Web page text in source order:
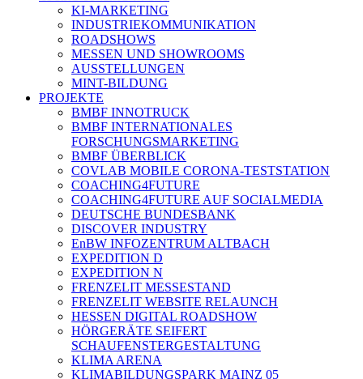
KI-MARKETING
INDUSTRIEKOMMUNIKATION
ROADSHOWS
MESSEN UND SHOWROOMS
AUSSTELLUNGEN
MINT-BILDUNG
PROJEKTE
BMBF INNOTRUCK
BMBF INTERNATIONALES
FORSCHUNGSMARKETING
BMBF ÜBERBLICK
COVLAB MOBILE CORONA-TESTSTATION
COACHING4FUTURE
COACHING4FUTURE AUF SOCIALMEDIA
DEUTSCHE BUNDESBANK
DISCOVER INDUSTRY
EnBW INFOZENTRUM ALTBACH
EXPEDITION D
EXPEDITION N
FRENZELIT MESSESTAND
FRENZELIT WEBSITE RELAUNCH
HESSEN DIGITAL ROADSHOW
HÖRGERÄTE SEIFERT
SCHAUFENSTERGESTALTUNG
KLIMA ARENA
KLIMABILDUNGSPARK MAINZ 05